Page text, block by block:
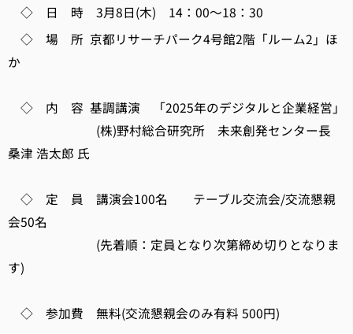
◇ 日 時 3月8日(木) 14：00～18：30
◇ 場 所 京都リサーチパーク4号館2階「ルーム2」ほ
か
◇ 内 容 基調講演 「2025年のデジタルと企業経営」
(株)野村総合研究所 未来創発センター長
桑津 浩太郎 氏
◇ 定 員 講演会100名 テーブル交流会/交流懇親
会50名
(先着順：定員となり次第締め切りとなりま
す)
◇ 参加費 無料(交流懇親会のみ有料 500円)